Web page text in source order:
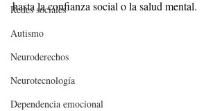
Redes sociales
Autismo
Neuroderechos
Neurotecnología
Dependencia emocional
hasta la confianza social o la salud mental.